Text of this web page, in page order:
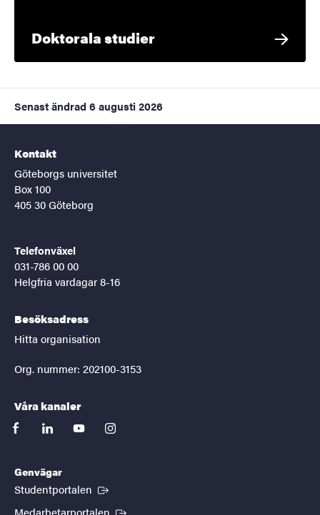
Doktorala studier
Senast ändrad 6 augusti 2026
Kontakt
Göteborgs universitet
Box 100
405 30 Göteborg
Telefonväxel
031-786 00 00
Helgfria vardagar 8-16
Besöksadress
Hitta organisation
Org. nummer: 202100-3153
Våra kanaler
facebooklinkedinyoutubeinstagram
Genvägar
Studentportalen (Extern länk)
Medarbetarportalen (Extern länk)